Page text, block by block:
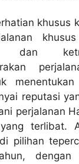
khusus
dan
reputasi
perjalanan
terlibat.
pilihan
dengan